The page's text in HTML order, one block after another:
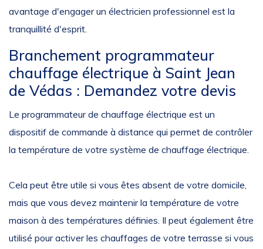
avantage d'engager un électricien professionnel est la
tranquillité d'esprit.
Branchement programmateur
chauffage électrique à Saint Jean
de Védas : Demandez votre devis
Le programmateur de chauffage électrique est un
dispositif de commande à distance qui permet de contrôler
la température de votre système de chauffage électrique.
Cela peut être utile si vous êtes absent de votre domicile,
mais que vous devez maintenir la température de votre
maison à des températures définies. Il peut également être
utilisé pour activer les chauffages de votre terrasse si vous